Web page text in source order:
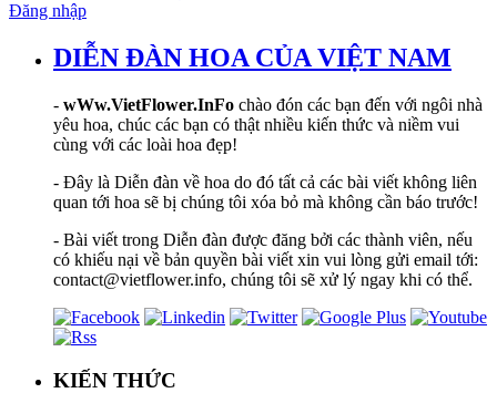
Đăng nhập
DIỄN ĐÀN HOA CỦA VIỆT NAM
- wWw.VietFlower.InFo chào đón các bạn đến với ngôi nhà
yêu hoa, chúc các bạn có thật nhiều kiến thức và niềm vui
cùng với các loài hoa đẹp!
- Đây là Diễn đàn về hoa do đó tất cả các bài viết không liên
quan tới hoa sẽ bị chúng tôi xóa bỏ mà không cần báo trước!
- Bài viết trong Diễn đàn được đăng bởi các thành viên, nếu
có khiếu nại về bản quyền bài viết xin vui lòng gửi email tới:
contact@vietflower.info, chúng tôi sẽ xử lý ngay khi có thể.
KIẾN THỨC